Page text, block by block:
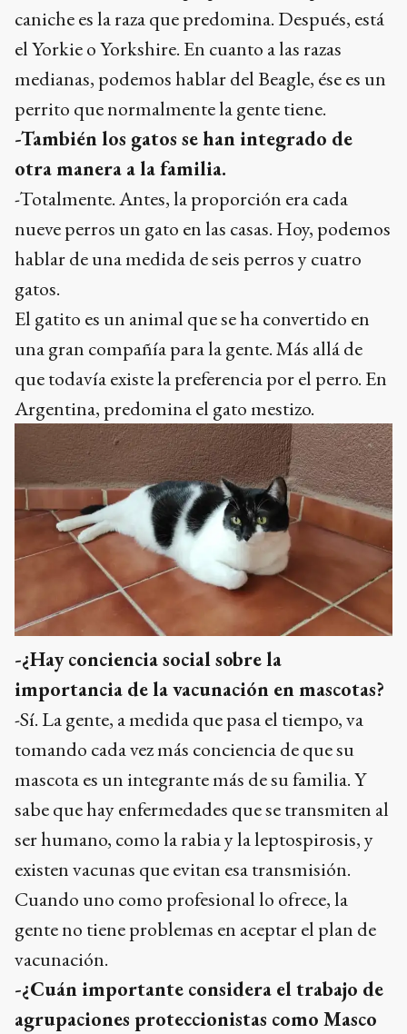
caniche es la raza que predomina. Después, está
el Yorkie o Yorkshire. En cuanto a las razas
medianas, podemos hablar del Beagle, ése es un
perrito que normalmente la gente tiene.
-También los gatos se han integrado de
otra manera a la familia.
-Totalmente. Antes, la proporción era cada
nueve perros un gato en las casas. Hoy, podemos
hablar de una medida de seis perros y cuatro
gatos.
El gatito es un animal que se ha convertido en
una gran compañía para la gente. Más allá de
que todavía existe la preferencia por el perro. En
Argentina, predomina el gato mestizo.
-¿Hay conciencia social sobre la
importancia de la vacunación en mascotas?
-Sí. La gente, a medida que pasa el tiempo, va
tomando cada vez más conciencia de que su
mascota es un integrante más de su familia. Y
sabe que hay enfermedades que se transmiten al
ser humano, como la rabia y la leptospirosis, y
existen vacunas que evitan esa transmisión.
Cuando uno como profesional lo ofrece, la
gente no tiene problemas en aceptar el plan de
vacunación.
-¿Cuán importante considera el trabajo de
agrupaciones proteccionistas como Masco